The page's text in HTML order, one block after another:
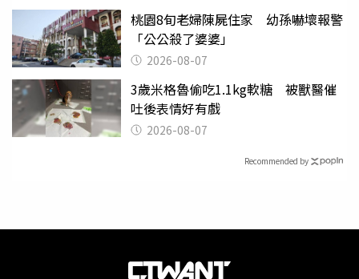
桃園8旬老婦陳屍住家 幼孫嚇壞報警
「公公殺了婆婆」
2026-08-07
3歲米格魯偷吃1.1kg軟糖 被獸醫催
吐後表情好有戲
2026-08-07
Recommended by